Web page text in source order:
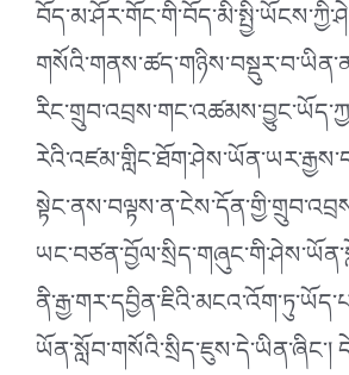
ཡོན་སློབ་གསོའི་སྲིད་ཇུས་དེ་ཡིན་ཞིང༌།